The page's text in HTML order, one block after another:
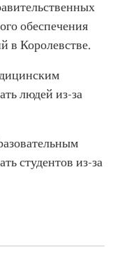
обеспечения
в Королевстве.
людей из-за
студентов из-за